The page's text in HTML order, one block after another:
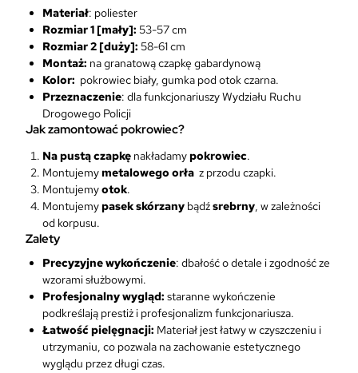
Materiał: poliester
Rozmiar 1 [mały]: 53-57 cm
Rozmiar 2 [duży]: 58-61 cm
Montaż: na granatową czapkę gabardynową
Kolor: pokrowiec biały, gumka pod otok czarna.
Przeznaczenie: dla funkcjonariuszy Wydziału Ruchu
Drogowego Policji
Jak zamontować pokrowiec?
Na pustą czapkę nakładamypokrowiec.
Montujemymetalowego orłaz przodu czapki.
Montujemyotok.
Montujemypasek skórzany bądźsrebrny, w zależności
od korpusu.
Zalety
Precyzyjne wykończenie: dbałość o detale i zgodność ze
wzorami służbowymi.
Profesjonalny wygląd: staranne wykończenie
podkreślają prestiż i profesjonalizm funkcjonariusza.
Łatwość pielęgnacji: Materiał jest łatwy w czyszczeniu i
utrzymaniu, co pozwala na zachowanie estetycznego
wyglądu przez długi czas.